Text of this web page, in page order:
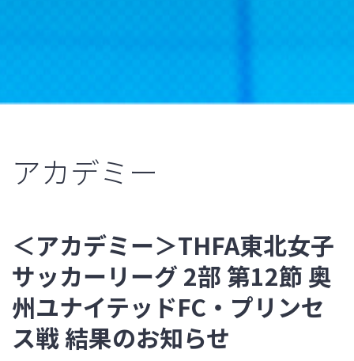
アカデミー
＜アカデミー＞THFA東北女子
サッカーリーグ 2部 第12節 奥
州ユナイテッドFC・プリンセ
ス戦 結果のお知らせ